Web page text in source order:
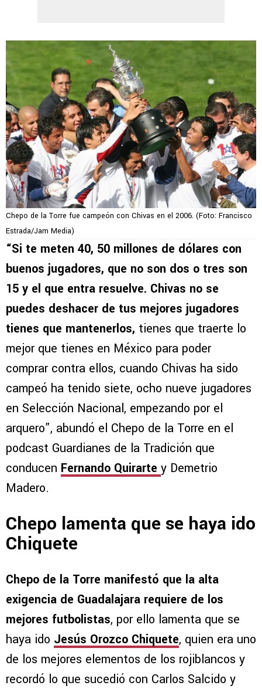
Chepo de la Torre fue campeón con Chivas en el 2006. (Foto: Francisco
Estrada/Jam Media)
“Si te meten 40, 50 millones de dólares con
buenos jugadores, que no son dos o tres son
15 y el que entra resuelve. Chivas no se
puedes deshacer de tus mejores jugadores
tienes que mantenerlos, tienes que traerte lo
mejor que tienes en México para poder
comprar contra ellos, cuando Chivas ha sido
campeó ha tenido siete, ocho nueve jugadores
en Selección Nacional, empezando por el
arquero”, abundó el Chepo de la Torre en el
podcast Guardianes de la Tradición que
conducen Fernando Quirarte y Demetrio
Madero.
Chepo lamenta que se haya ido
Chiquete
Chepo de la Torre manifestó que la alta
exigencia de Guadalajara requiere de los
mejores futbolistas, por ello lamenta que se
haya ido Jesús Orozco Chiquete, quien era uno
de los mejores elementos de los rojiblancos y
recordó lo que sucedió con Carlos Salcido y